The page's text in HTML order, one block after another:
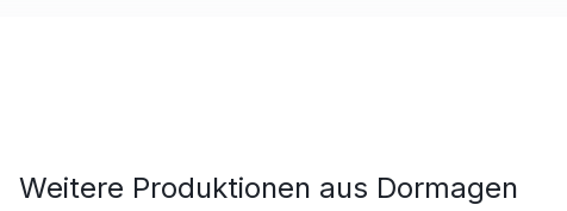
Weitere Produktionen aus Dormagen